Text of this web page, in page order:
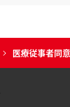
医療従事者同